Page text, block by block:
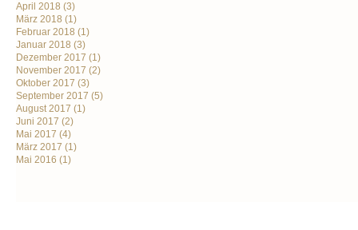
April 2018 (3)
März 2018 (1)
Februar 2018 (1)
Januar 2018 (3)
Dezember 2017 (1)
November 2017 (2)
Oktober 2017 (3)
September 2017 (5)
August 2017 (1)
Juni 2017 (2)
Mai 2017 (4)
März 2017 (1)
Mai 2016 (1)